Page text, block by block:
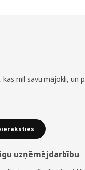
kas mīl savu mājokli, un
uzņēmējdarbību